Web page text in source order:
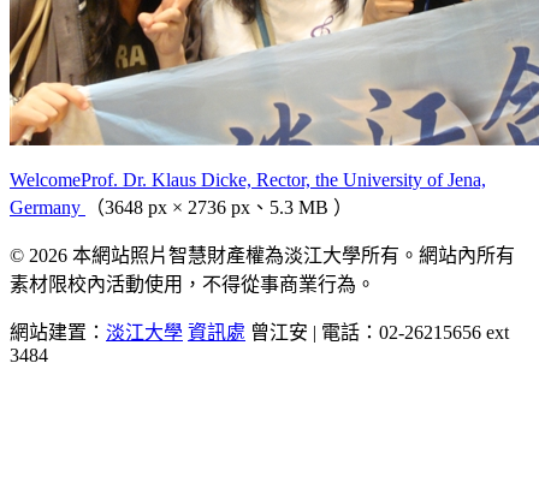
WelcomeProf. Dr. Klaus Dicke, Rector, the University of Jena,
Germany
（3648 px × 2736 px、5.3 MB ）
© 2026 本網站照片智慧財產權為淡江大學所有。網站內所有
素材限校內活動使用，不得從事商業行為。
網站建置： 淡江大學 資訊處 曾江安 | 電話：02-26215656 ext
3484